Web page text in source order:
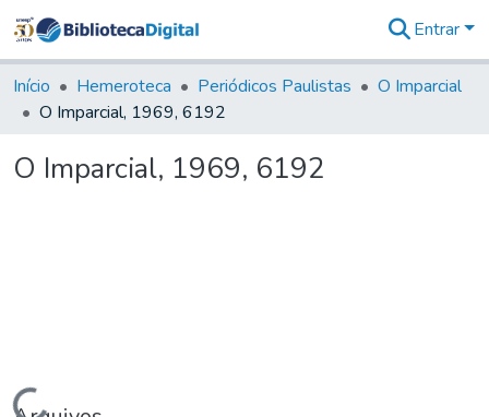
&
Coleções
Tudo na
Digital
Entrar
Início Hemeroteca Periódicos Paulistas
O Imparcial
O Imparcial, 1969, 6192
O Imparcial, 1969, 6192